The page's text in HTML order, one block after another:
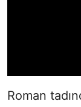
Roman